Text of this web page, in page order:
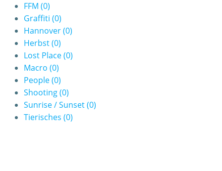
FFM (0)
Graffiti (0)
Hannover(0)
Herbst(0)
Lost Place(0)
Macro (0)
People(0)
Shooting(0)
Sunrise / Sunset(0)
Tierisches (0)